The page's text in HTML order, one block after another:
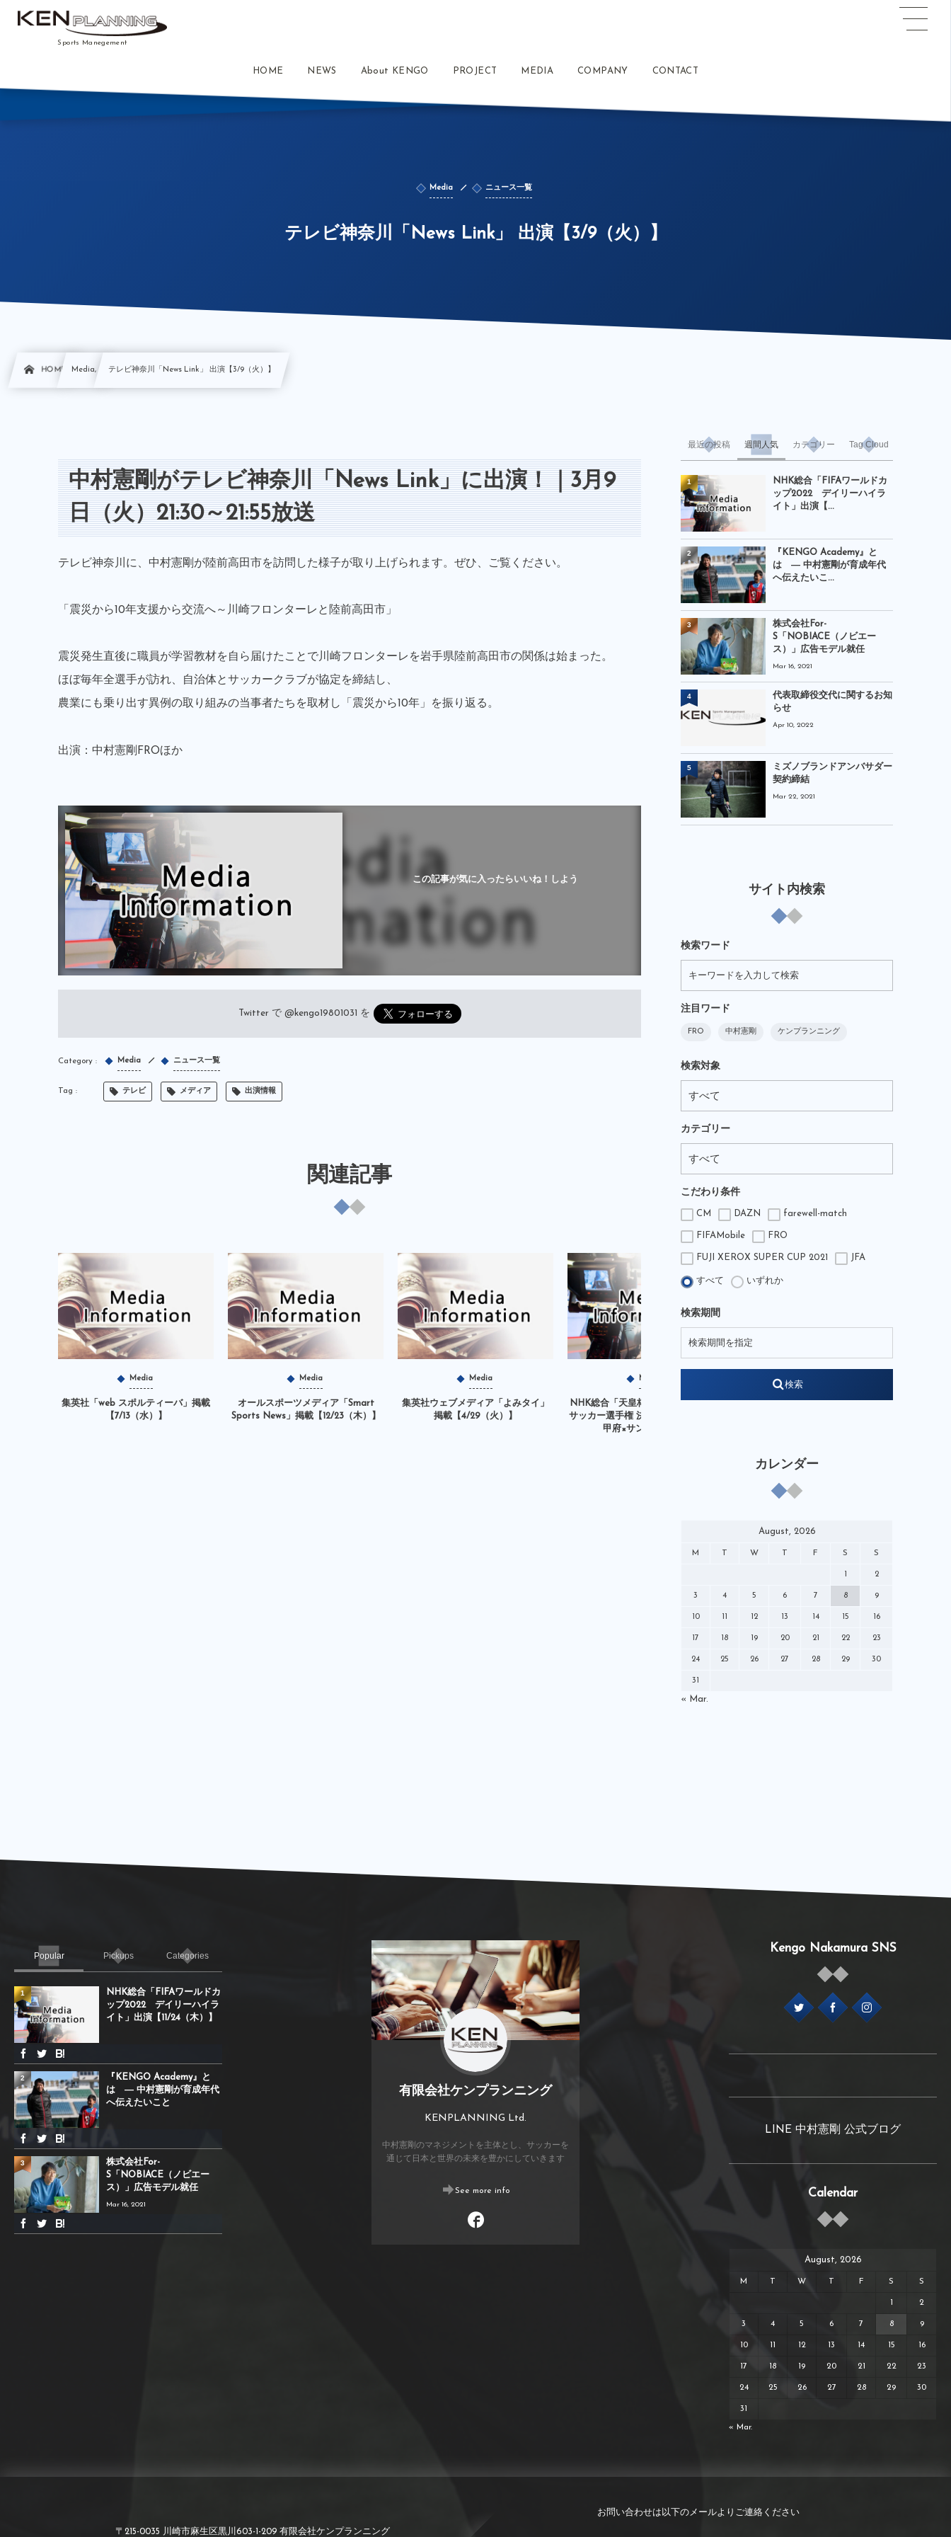
Sports Manegement
HOME NEWS About KENGO PROJECT MEDIA COMPANY CONTACT
Media ニュース一覧
テレビ神奈川「News Link」 出演【3/9（火）】
HOME Media, … テレビ神奈川「News Link」 出演【3/9（火）】
中村憲剛がテレビ神奈川「News Link」に出演！｜3月9
日（火）21:30～21:55放送
テレビ神奈川に、中村憲剛が陸前高田市を訪問した様子が取り上げられます。ぜひ、ご覧ください。
「震災から10年支援から交流へ～川崎フロンターレと陸前高田市」
震災発生直後に職員が学習教材を自ら届けたことで川崎フロンターレを岩手県陸前高田市の関係は始まった。
ほぼ毎年全選手が訪れ、自治体とサッカークラブが協定を締結し、
農業にも乗り出す異例の取り組みの当事者たちを取材し「震災から10年」を振り返る。
出演：中村憲剛FROほか
この記事が気に入ったらいいね！しよう
Twitter で @kengo19801031 を
Media ニュース一覧
テレビ メディア 出演情報
関連記事
Media
集英社「web スポルティーバ」掲載
【7/13（水）】
Media
オールスポーツメディア「Smart
Sports News」掲載【12/23（木）】
Media
集英社ウェブメディア「よみタイ」
掲載【4/29（火）】
Media
NHK総合「天皇杯JFA第102回全日本
サッカー選手権 決勝 ヴァンフォーレ
甲府×サンフレッチ...
TOKYO FM「TOKYO TEPPAN
最近の投稿 週間人気 カテゴリー Tag Cloud
NHK総合「FIFAワールドカ
ップ2022 デイリーハイラ
イト」出演【...
1
『KENGO Academy』と
は ― 中村憲剛が育成年代
へ伝えたいこ...
2
株式会社For-
S「NOBIACE（ノビエー
ス）」広告モデル就任
Mar 16, 2021
3
代表取締役交代に関するお知
らせ
Apr 10, 2022
4
ミズノブランドアンバサダー
契約締結
Mar 22, 2021
5
サイト内検索
検索ワード
注目ワード
FRO 中村憲剛 ケンプランニング
検索対象
カテゴリー
こだわり条件
CM DAZN farewell-match
FIFAMobile FRO
FUJI XEROX SUPER CUP 2021 JFA
JFA Growth Strategist
note soccerking
WEB W杯 YouTube
やべっちスタジアム
コミック
テクニカルアドバイザー
モレリア
指導者
すべて いずれか
検索期間
検索
カレンダー
August, 2026
M T W T F S S
2
3 4 5 6 7 8 9
10 12 13 14 15 16
17 18 19 20 21 22 23
24 25 26 27 28 29 30
31
« Mar.
Popular Pickups Categories
NHK総合「FIFAワールドカ
ップ2022 デイリーハイラ
イト」出演【11/24（木）】
1
『KENGO Academy』と
は ― 中村憲剛が育成年代
へ伝えたいこと
2
株式会社For-
S「NOBIACE（ノビエー
ス）」広告モデル就任
Mar 16, 2021
3
有限会社ケンプランニング
KENPLANNING Ltd.
中村憲剛のマネジメントを主体とし、サッカーを
通じて日本と世界の未来を豊かにしていきます
See more info
Kengo Nakamura SNS
LINE 中村憲剛 公式ブログ
Calendar
August, 2026
M T W T F S S
1 2
3 4 5 6 7 8 9
10 11 12 13 14 15 16
17 18 19 20 21 22 23
24 25 26 27 28 29 30
31
« Mar.
〒215-0035 川崎市麻生区黒川603-1-209 有限会社ケンプランニング
お問い合わせは以下のメールよりご連絡ください